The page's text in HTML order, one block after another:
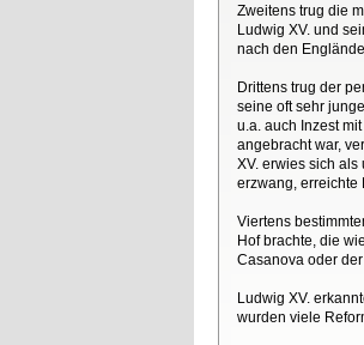
Zweitens trug die
Ludwig XV. und
nach den
Drittens trug der
seine oft sehr
u.a. auch Inzest
angebracht war,
XV. erwies sich
erzwang, erreichte
Viertens
Hof brachte, die
Casanova oder
Ludwig XV.
wurden viele